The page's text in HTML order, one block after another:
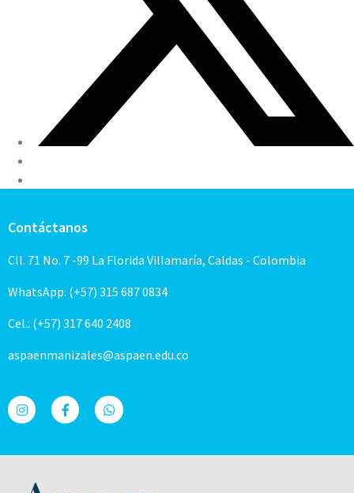
Contáctanos
Cll. 71 No. 7 -99 La Florida Villamaría, Caldas - Colombia
WhatsApp: (+57) 315 687 0834
Cel.: (+57) 317 640 2408
aspaenmanizales@aspaen.edu.co